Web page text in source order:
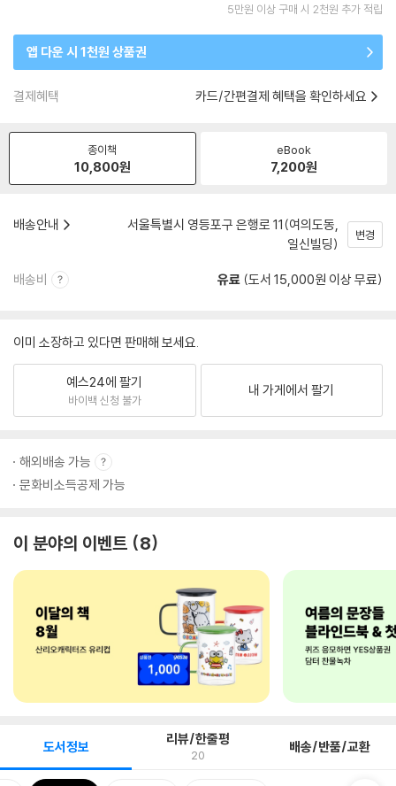
5만원 이상 구매 시 2천원 추가 적립
앱 다운 시 1천원 상품권
결제혜택 카드/간편결제 혜택을 확인하세요
종이책
10,800원
eBook
7,200원
배송안내
서울특별시 영등포구 은행로 11(여의도동,
일신빌딩)
변경
배송비 유료 (도서 15,000원 이상 무료)
이미 소장하고 있다면 판매해 보세요.
예스24에 팔기
바이백 신청 불가
내 가게에서 팔기
해외배송 가능
문화비소득공제 가능
이 분야의 이벤트 8
도서정보 리뷰/한줄평
20 배송/반품/교환